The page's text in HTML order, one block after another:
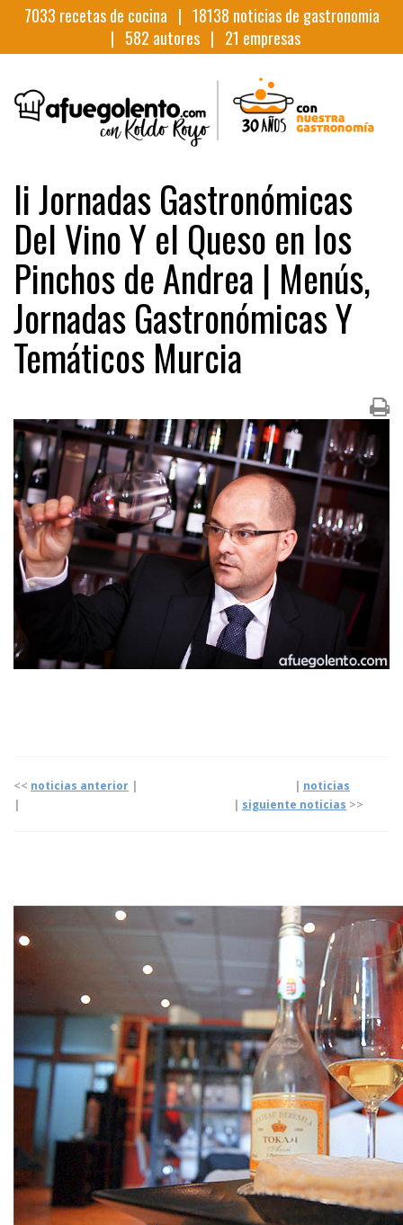
7033 recetas de cocina | 18138 noticias de gastronomia
| 582 autores | 21 empresas
Ii Jornadas Gastronómicas
Del Vino Y el Queso en los
Pinchos de Andrea | Menús,
Jornadas Gastronómicas Y
Temáticos Murcia
<< noticias anterior | | noticias
|
| siguiente noticias >>